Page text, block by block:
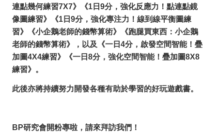
連點幾何練習7X7》《1日9分，強化反應力！點連點鏡
像圖練習》《1日9分，強化專注力！線到線平衡圖練
習》《小企鵝老師的錢幣算術》《跑腿買東西：小企鵝
老師的錢幣算術》，以及《一日4分，啟發空間智能！疊
加圖4X4練習》《一日8分，強化空間智能！疊加圖8X8
練習》。
此後亦將持續努力開發各種有助於學習的好玩遊戲書。
BP研究會開粉專啦，請來拜訪我們！